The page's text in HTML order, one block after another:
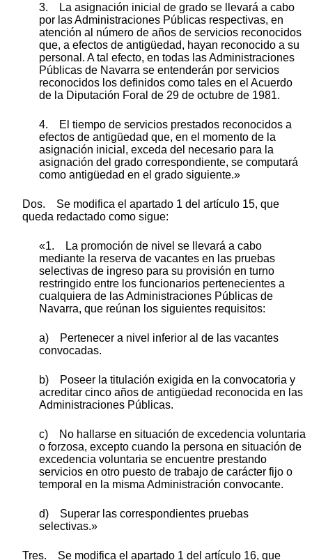
3. La asignación inicial de grado se llevará a cabo
por las Administraciones Públicas respectivas, en
atención al número de años de servicios reconocidos
que, a efectos de antigüedad, hayan reconocido a su
personal. A tal efecto, en todas las Administraciones
Públicas de Navarra se entenderán por servicios
reconocidos los definidos como tales en el Acuerdo
de la Diputación Foral de 29 de octubre de 1981.
4. El tiempo de servicios prestados reconocidos a
efectos de antigüedad que, en el momento de la
asignación inicial, exceda del necesario para la
asignación del grado correspondiente, se computará
como antigüedad en el grado siguiente.»
Dos. Se modifica el apartado 1 del artículo 15, que
queda redactado como sigue:
«1. La promoción de nivel se llevará a cabo
mediante la reserva de vacantes en las pruebas
selectivas de ingreso para su provisión en turno
restringido entre los funcionarios pertenecientes a
cualquiera de las Administraciones Públicas de
Navarra, que reúnan los siguientes requisitos:
a) Pertenecer a nivel inferior al de las vacantes
convocadas.
b) Poseer la titulación exigida en la convocatoria y
acreditar cinco años de antigüedad reconocida en las
Administraciones Públicas.
c) No hallarse en situación de excedencia voluntaria
o forzosa, excepto cuando la persona en situación de
excedencia voluntaria se encuentre prestando
servicios en otro puesto de trabajo de carácter fijo o
temporal en la misma Administración convocante.
d) Superar las correspondientes pruebas
selectivas.»
Tres. Se modifica el apartado 1 del artículo 16, que